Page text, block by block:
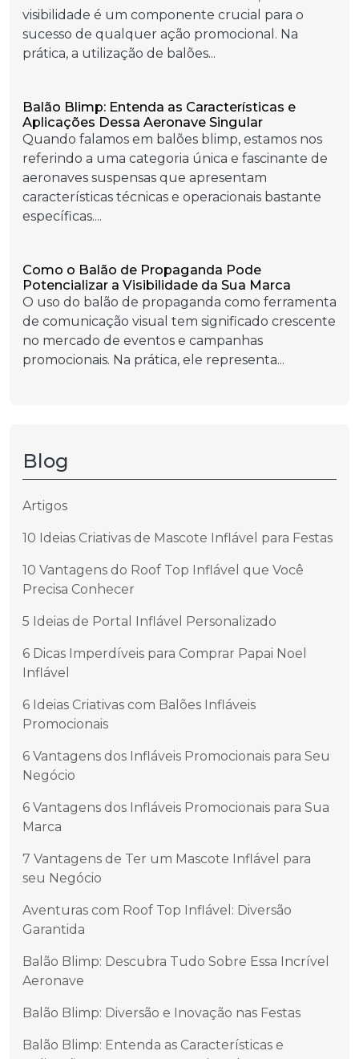
visibilidade é um componente crucial para o
sucesso de qualquer ação promocional. Na
prática, a utilização de balões...
Balão Blimp: Entenda as Características e
Aplicações Dessa Aeronave Singular
Quando falamos em balões blimp, estamos nos
referindo a uma categoria única e fascinante de
aeronaves suspensas que apresentam
características técnicas e operacionais bastante
específicas....
Como o Balão de Propaganda Pode
Potencializar a Visibilidade da Sua Marca
O uso do balão de propaganda como ferramenta
de comunicação visual tem significado crescente
no mercado de eventos e campanhas
promocionais. Na prática, ele representa...
Blog
Artigos
10 Ideias Criativas de Mascote Inflável para Festas
10 Vantagens do Roof Top Inflável que Você
Precisa Conhecer
5 Ideias de Portal Inflável Personalizado
6 Dicas Imperdíveis para Comprar Papai Noel
Inflável
6 Ideias Criativas com Balões Infláveis
Promocionais
6 Vantagens dos Infláveis Promocionais para Seu
Negócio
6 Vantagens dos Infláveis Promocionais para Sua
Marca
7 Vantagens de Ter um Mascote Inflável para
seu Negócio
Aventuras com Roof Top Inflável: Diversão
Garantida
Balão Blimp: Descubra Tudo Sobre Essa Incrível
Aeronave
Balão Blimp: Diversão e Inovação nas Festas
Balão Blimp: Entenda as Características e